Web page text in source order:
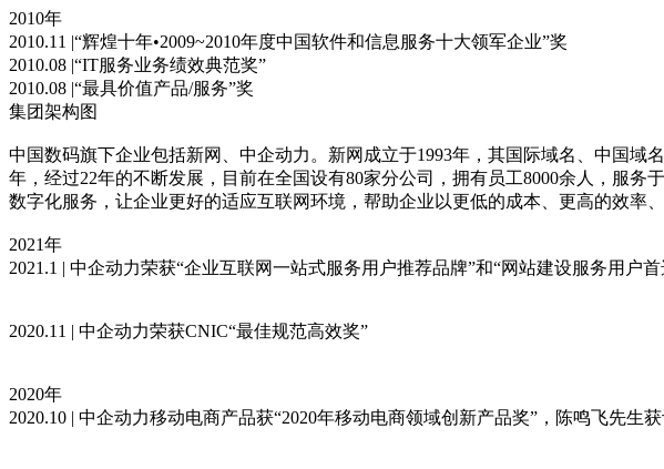
2010年
2010.11 |“辉煌十年•2009~2010年度中国软件和信息服务十大领军企业”奖
2010.08 |“IT服务业务绩效典范奖”
2010.08 |“最具价值产品/服务”奖
集团架构图
中国数码旗下企业包括新网、中企动力。新网成立于1993年，其国际域名、中国
年，经过22年的不断发展，目前在全国设有80家分公司，拥有员工8000余人，服
数字化服务，让企业更好的适应互联网环境，帮助企业以更低的成本、更高的效率
2021年
2021.1 | 中企动力荣获“企业互联网一站式服务用户推荐品牌”和“网站建设服务用户
2020.11 | 中企动力荣获CNIC“最佳规范高效奖”
2020年
2020.10 | 中企动力移动电商产品获“2020年移动电商领域创新产品奖”，陈鸣飞先生